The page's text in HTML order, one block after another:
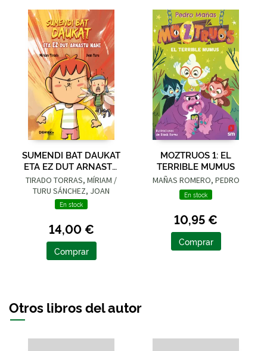
SUMENDI BAT DAUKAT
ETA EZ DUT ARNASTU
NAHI
TIRADO TORRAS, MÍRIAM /
TURU SÁNCHEZ, JOAN
En stock
14,00 €
Comprar
MOZTRUOS 1: EL
TERRIBLE MUMUS
MAÑAS ROMERO, PEDRO
En stock
10,95 €
Comprar
Otros libros del autor